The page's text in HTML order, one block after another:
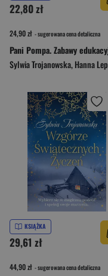
22,80 zł
24,90 zł - sugerowana cena detaliczna
Pani Pompa. Zabawy
Sylwia Trojanowska,Hanna
KSIĄŻKA
29,61 zł
44,90 zł - sugerowana cena detaliczna